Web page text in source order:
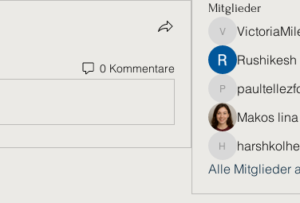
0 Kommentare
Mitglieder
VictoriaMiles97
paultellezfcvi6g
Makos lina
harshkolhe.mrfr
Alle Mitglieder